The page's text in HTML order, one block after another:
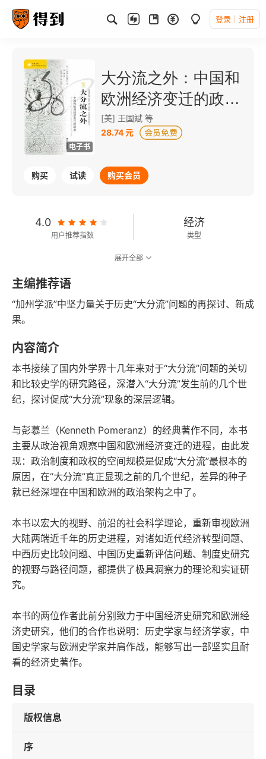
登录 注册
电子书
大分流之外：中国和
欧洲经济变迁的政治
（海外中国研究丛
书）
[美] 王国斌 等
28.74 元
购买 试读 购买会员
4.0
用户推荐指数
经济
类型
253千字
字数
2019-03-01
发行日期
展开全部
主编推荐语
“加州学派”中坚力量关于历史“大分流”问题的再探讨、新成
果。
内容简介
本书接续了国内外学界十几年来对于“大分流”问题的关切
和比较史学的研究路径，深潜入“大分流”发生前的几个世
纪，探讨促成“大分流”现象的深层逻辑。
与彭慕兰（Kenneth Pomeranz）的经典著作不同，本书
主要从政治视角观察中国和欧洲经济变迁的进程，由此发
现：政治制度和政权的空间规模是促成“大分流”最根本的
原因，在“大分流”真正显现之前的几个世纪，差异的种子
就已经深埋在中国和欧洲的政治架构之中了。
本书以宏大的视野、前沿的社会科学理论，重新审视欧洲
大陆两端近千年的历史进程，对诸如近代经济转型问题、
中西历史比较问题、中国历史重新评估问题、制度史研究
的视野与路径问题，都提供了极具洞察力的理论和实证研
究。
本书的两位作者此前分别致力于中国经济史研究和欧洲经
济史研究，他们的合作也说明：历史学家与经济学家，中
国史学家与欧洲史学家并肩作战，能够写出一部坚实且耐
看的经济史著作。
目录
版权信息
序